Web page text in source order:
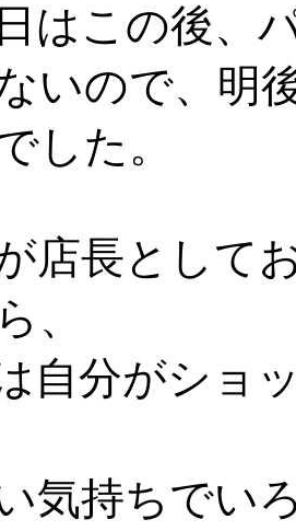
はこの後、
いので、明
した。
店長として
、
自分がショ
気持ちでい